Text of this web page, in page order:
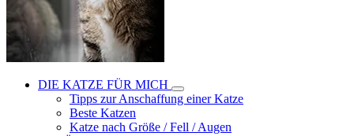
DIE KATZE FÜR MICH
Tipps zur Anschaffung einer Katze
Beste Katzen
Katze nach Größe / Fell / Augen